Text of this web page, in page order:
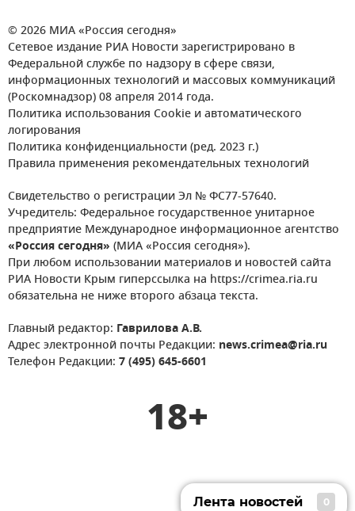
© 2026 МИА «Россия сегодня»
Сетевое издание РИА Новости зарегистрировано в
Федеральной службе по надзору в сфере связи,
информационных технологий и массовых коммуникаций
(Роскомнадзор) 08 апреля 2014 года.
Политика использования Cookie и автоматического
логирования
Политика конфиденциальности (ред. 2023 г.)
Правила применения рекомендательных технологий
Свидетельство о регистрации Эл № ФС77-57640.
Учредитель: Федеральное государственное унитарное
предприятие Международное информационное агентство
«Россия сегодня» (МИА «Россия сегодня»).
При любом использовании материалов и новостей сайта
РИА Новости Крым гиперссылка на https://crimea.ria.ru
обязательна не ниже второго абзаца текста.
Главный редактор: Гаврилова А.В.
Адрес электронной почты Редакции: news.crimea@ria.ru
Телефон Редакции: 7 (495) 645-6601
18+
Лента новостей 0